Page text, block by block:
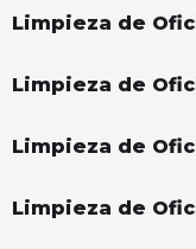
Limpieza de
Limpieza de
Limpieza de
Limpieza de